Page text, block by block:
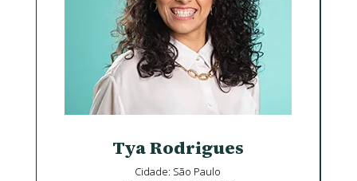
Tya Rodrigues
Cidade: São Paulo